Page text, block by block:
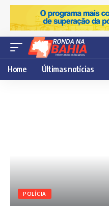
Home Últimas notícias
POLÍCIA